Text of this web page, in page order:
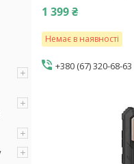
1 399 ₴
Немає в наявності
+380 (67) 320-68-63